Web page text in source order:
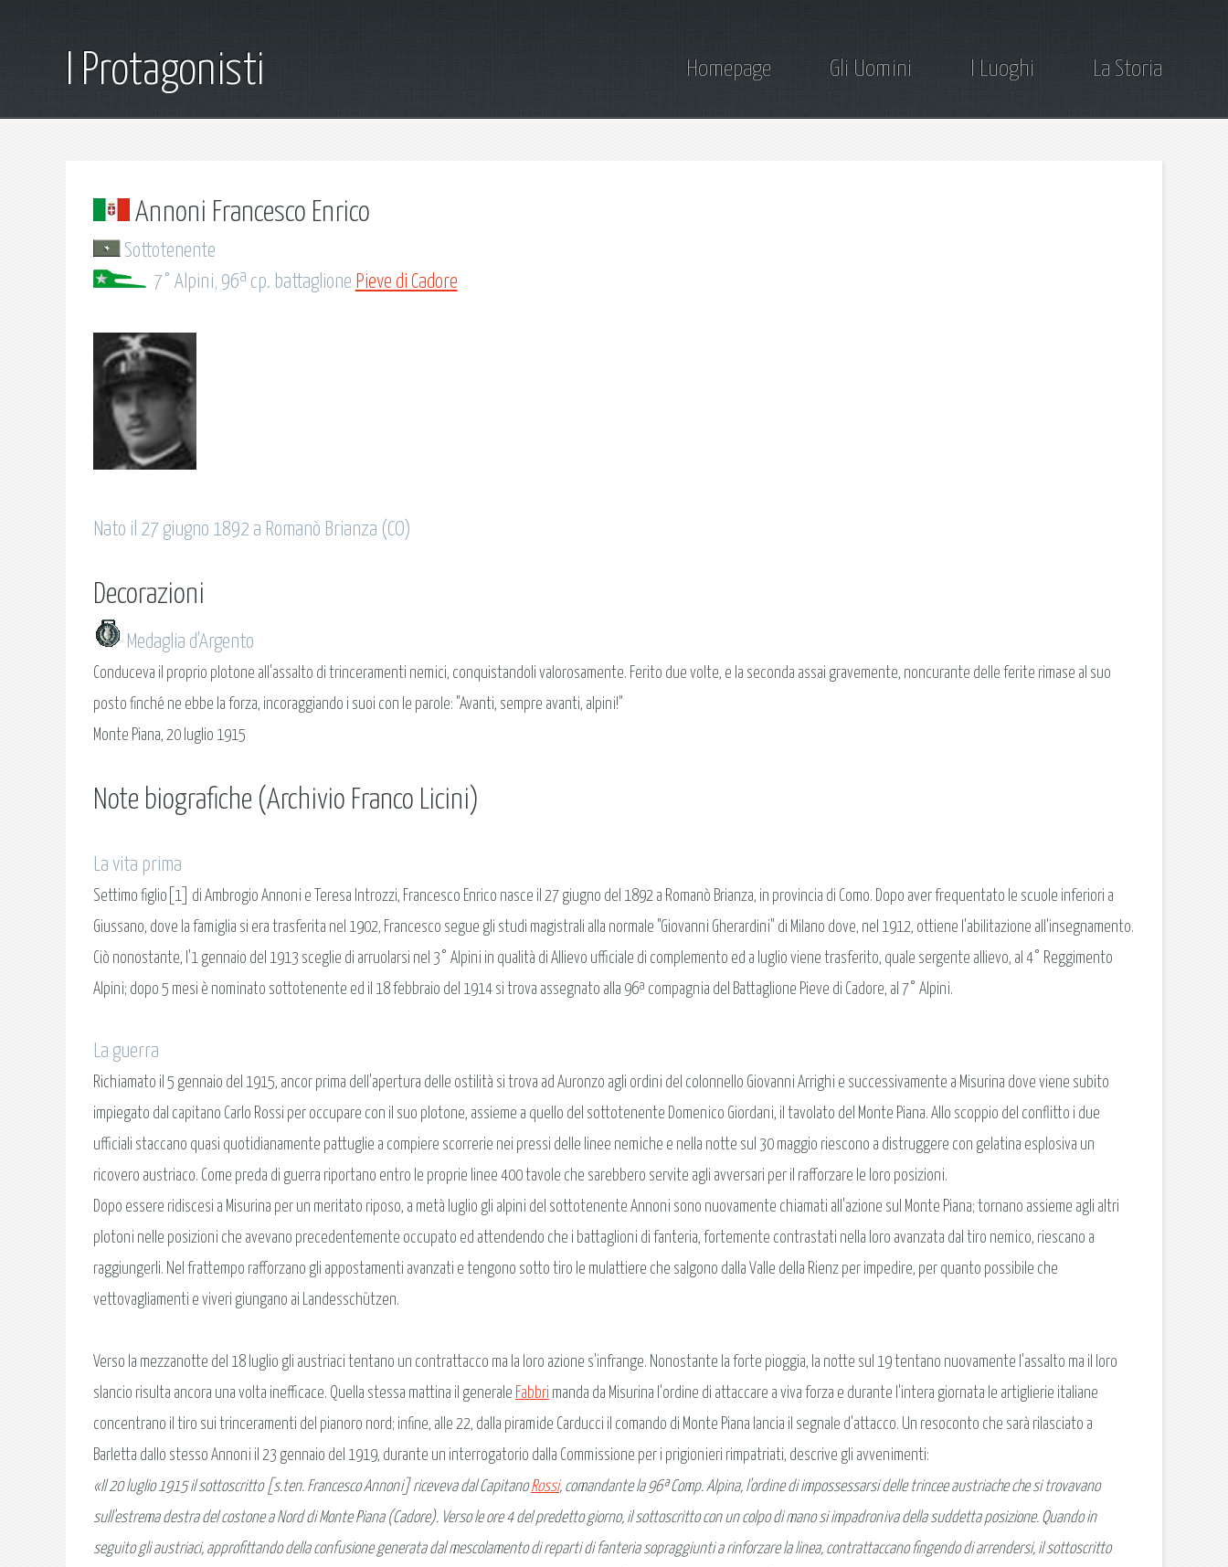
I Protagonisti Homepage Gli Uomini I Luoghi La Storia
Annoni Francesco Enrico
Sottotenente
7° Alpini, 96ª cp. battaglione Pieve di Cadore
Nato il 27 giugno 1892 a Romanò Brianza (CO)
Decorazioni
Medaglia d'Argento
Conduceva il proprio plotone all'assalto di trinceramenti nemici, conquistandoli valorosamente. Ferito due volte, e la seconda assai gravemente, noncurante delle ferite rimase al suo
posto finché ne ebbe la forza, incoraggiando i suoi con le parole: "Avanti, sempre avanti, alpini!"
Monte Piana, 20 luglio 1915
Note biografiche (Archivio Franco Licini)
La vita prima
Settimo figlio[1] di Ambrogio Annoni e Teresa Introzzi, Francesco Enrico nasce il 27 giugno del 1892 a Romanò Brianza, in provincia di Como. Dopo aver frequentato le scuole inferiori a
Giussano, dove la famiglia si era trasferita nel 1902, Francesco segue gli studi magistrali alla normale "Giovanni Gherardini" di Milano dove, nel 1912, ottiene l'abilitazione all'insegnamento.
Ciò nonostante, l'1 gennaio del 1913 sceglie di arruolarsi nel 3° Alpini in qualità di Allievo ufficiale di complemento ed a luglio viene trasferito, quale sergente allievo, al 4° Reggimento
Alpini; dopo 5 mesi è nominato sottotenente ed il 18 febbraio del 1914 si trova assegnato alla 96ª compagnia del Battaglione Pieve di Cadore, al 7° Alpini.
La guerra
Richiamato il 5 gennaio del 1915, ancor prima dell'apertura delle ostilità si trova ad Auronzo agli ordini del colonnello Giovanni Arrighi e successivamente a Misurina dove viene subito
impiegato dal capitano Carlo Rossi per occupare con il suo plotone, assieme a quello del sottotenente Domenico Giordani, il tavolato del Monte Piana. Allo scoppio del conflitto i due
ufficiali staccano quasi quotidianamente pattuglie a compiere scorrerie nei pressi delle linee nemiche e nella notte sul 30 maggio riescono a distruggere con gelatina esplosiva un
ricovero austriaco. Come preda di guerra riportano entro le proprie linee 400 tavole che sarebbero servite agli avversari per il rafforzare le loro posizioni.
Dopo essere ridiscesi a Misurina per un meritato riposo, a metà luglio gli alpini del sottotenente Annoni sono nuovamente chiamati all'azione sul Monte Piana; tornano assieme agli altri
plotoni nelle posizioni che avevano precedentemente occupato ed attendendo che i battaglioni di fanteria, fortemente contrastati nella loro avanzata dal tiro nemico, riescano a
raggiungerli. Nel frattempo rafforzano gli appostamenti avanzati e tengono sotto tiro le mulattiere che salgono dalla Valle della Rienz per impedire, per quanto possibile che
vettovagliamenti e viveri giungano ai Landesschützen.
Verso la mezzanotte del 18 luglio gli austriaci tentano un contrattacco ma la loro azione s'infrange. Nonostante la forte pioggia, la notte sul 19 tentano nuovamente l'assalto ma il loro
slancio risulta ancora una volta inefficace. Quella stessa mattina il generale Fabbri manda da Misurina l'ordine di attaccare a viva forza e durante l'intera giornata le artiglierie italiane
concentrano il tiro sui trinceramenti del pianoro nord; infine, alle 22, dalla piramide Carducci il comando di Monte Piana lancia il segnale d'attacco. Un resoconto che sarà rilasciato a
Barletta dallo stesso Annoni il 23 gennaio del 1919, durante un interrogatorio dalla Commissione per i prigionieri rimpatriati, descrive gli avvenimenti:
«Il 20 luglio 1915 il sottoscritto [s.ten. Francesco Annoni] riceveva dal CapitanoRossi, comandante la 96ª Comp. Alpina, l'ordine di impossessarsi delle trincee austriache che si trovavano
sull'estrema destra del costone a Nord di Monte Piana (Cadore). Verso le ore 4 del predetto giorno, il sottoscritto con un colpo di mano si impadroniva della suddetta posizione. Quando in
seguito gli austriaci, approfittando della confusione generata dal mescolamento di reparti di fanteria sopraggiunti a rinforzare la linea, contrattaccano fingendo di arrendersi, il sottoscritto